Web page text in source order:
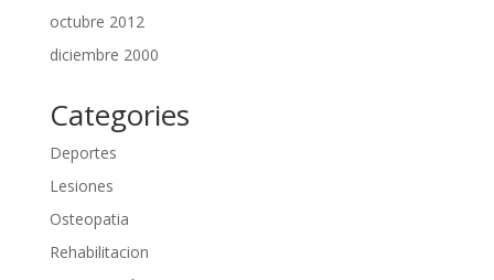
octubre 2012
diciembre 2000
Categories
Deportes
Lesiones
Osteopatia
Rehabilitacion